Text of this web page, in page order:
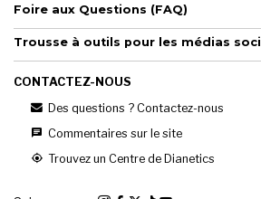
Foire aux Questions (FAQ)
Trousse à outils pour les médias
CONTACTEZ-NOUS
Des questions ? Contactez-nous
Commentaires sur le site
Trouvez un Centre de Dianetics